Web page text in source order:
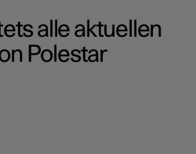
alle aktuellen
Polestar